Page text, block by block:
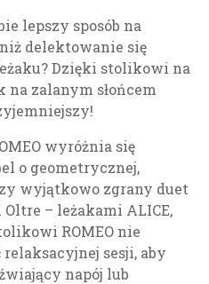
lepszy sposób na
delektowanie się
Dzięki stolikowi na
na zalanym słońcem
wyróżnia się
o geometrycznej,
wyjątkowo zgrany duet
– leżakami ALICE,
ROMEO nie
relaksacyjnej sesji, aby
napój lub